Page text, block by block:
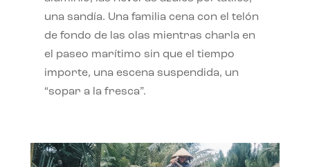
una sandía. Una familia cena con el telón
de fondo de las olas mientras charla en
el paseo marítimo sin que el tiempo
importe, una escena suspendida, un
“sopar a la fresca”.